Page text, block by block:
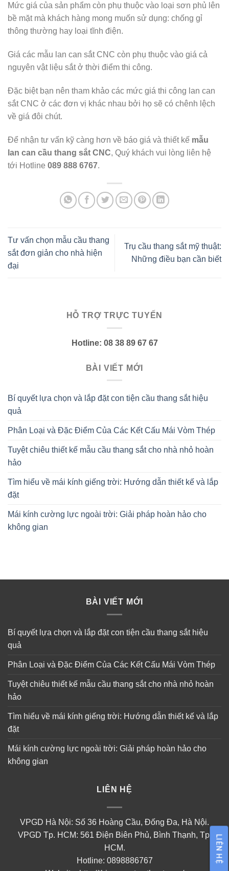
Mức giá của sản phẩm còn phụ thuộc vào loại sơn phủ lên
bề mặt mà khách hàng mong muốn sử dụng: chống gỉ
thông thường hay loại tĩnh điện.
Giá các mẫu lan can sắt CNC còn phụ thuộc vào giá cả
nguyên vật liệu sắt ở thời điểm thi công.
Đặc biệt bạn nên tham khảo các mức giá thi công lan can
sắt CNC ở các đơn vị khác nhau bởi họ sẽ có chênh lệch
về giá đôi chút.
Để nhận tư vấn kỹ càng hơn về báo giá và thiết kế mẫu
lan can cầu thang sắt CNC, Quý khách vui lòng liên hệ
tới Hotline 089 888 6767.
Tư vấn chọn mẫu cầu thang
sắt đơn giản cho nhà hiện
đại
Trụ cầu thang sắt mỹ thuật:
Những điều bạn cần biết
HỖ TRỢ TRỰC TUYẾN
Hotline: 08 38 89 67 67
BÀI VIẾT MỚI
Bí quyết lựa chọn và lắp đặt con tiện cầu thang sắt hiệu
quả
Phân Loại và Đặc Điểm Của Các Kết Cấu Mái Vòm Thép
Tuyệt chiêu thiết kế mẫu cầu thang sắt cho nhà nhỏ hoàn
hảo
Tìm hiểu về mái kính giếng trời: Hướng dẫn thiết kế và lắp
đặt
Mái kính cường lực ngoài trời: Giải pháp hoàn hảo cho
không gian
LIÊN HỆ
BÀI VIẾT MỚI
Bí quyết lựa chọn và lắp đặt con tiện cầu thang sắt hiệu
quả
Phân Loại và Đặc Điểm Của Các Kết Cấu Mái Vòm Thép
Tuyệt chiêu thiết kế mẫu cầu thang sắt cho nhà nhỏ hoàn
hảo
Tìm hiểu về mái kính giếng trời: Hướng dẫn thiết kế và lắp
đặt
Mái kính cường lực ngoài trời: Giải pháp hoàn hảo cho
không gian
LIÊN HỆ
VPGD Hà Nội: Số 36 Hoàng Cầu, Đống Đa, Hà Nội.
VPGD Tp. HCM: 561 Điện Biên Phủ, Bình Thạnh, Tp.
HCM.
Hotline: 0898886767